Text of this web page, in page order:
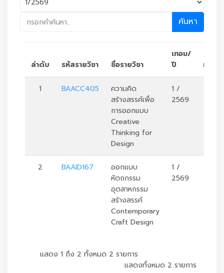
ค้นหา
ลำดับ รหัสรายวิชา ชื่อรายวิชา
เทอม/
ปี
หน่วย
1 BAACC405
ความคิด
สร้างสรรค์เพื่อ
การออกแบบ
Creative
Thinking for
Design
1 /
2569
2 BAAID167
ออกแบบ
หัตถกรรม
อุตสาหกรรม
สร้างสรรค์
Contemporary
Craft Design
1 /
2569
แสดง 1 ถึง 2 ทั้งหมด 2 รายการ
แสดงทั้งหมด 2 รายการ